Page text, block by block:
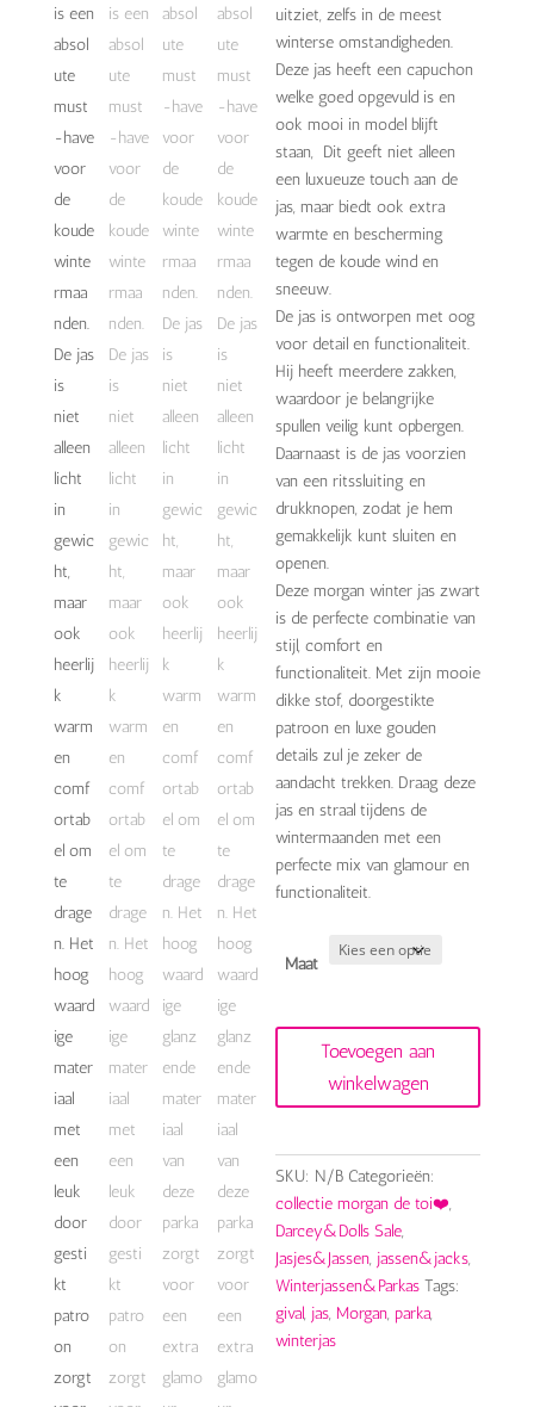
uitziet, zelfs in de meest
winterse omstandigheden.
Deze jas heeft een capuchon
welke goed opgevuld is en
ook mooi in model blijft
staan, Dit geeft niet alleen
een luxueuze touch aan de
jas, maar biedt ook extra
warmte en bescherming
tegen de koude wind en
sneeuw.
De jas is ontworpen met oog
voor detail en functionaliteit.
Hij heeft meerdere zakken,
waardoor je belangrijke
spullen veilig kunt opbergen.
Daarnaast is de jas voorzien
van een ritssluiting en
drukknopen, zodat je hem
gemakkelijk kunt sluiten en
openen.
Deze morgan winter jas zwart
is de perfecte combinatie van
stijl, comfort en
functionaliteit. Met zijn mooie
dikke stof, doorgestikte
patroon en luxe gouden
details zul je zeker de
aandacht trekken. Draag deze
jas en straal tijdens de
wintermaanden met een
perfecte mix van glamour en
functionaliteit.
Maat
morgan
aantal
Toevoegen aan
winkelwagen
SKU: N/B Categorieën:
collectie morgan de toi❤️,
Darcey&Dolls Sale,
Jasjes&Jassen, jassen&jacks,
Winterjassen&Parkas Tags:
gival, jas, Morgan, parka,
winterjas